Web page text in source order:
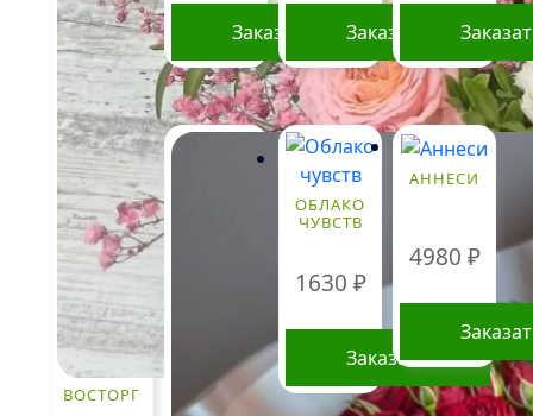
ВОСТОРГ
Заказать Заказать
ОБЛАКО
ЧУВСТВ
1630 ₽
Заказать
АННЕСИ
4980 ₽